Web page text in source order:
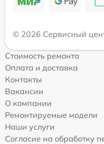
© 2026 Сервисный
Стоимость ремонта
Оплата и доставка
Контакты
Вакансии
О компании
Ремонтируемые модели
Наши услуги
Согласие на обработку